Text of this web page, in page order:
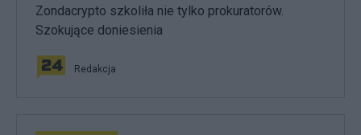
Zondacrypto szkoliła nie tylko prokuratorów.
Szokujące doniesienia
Redakcja